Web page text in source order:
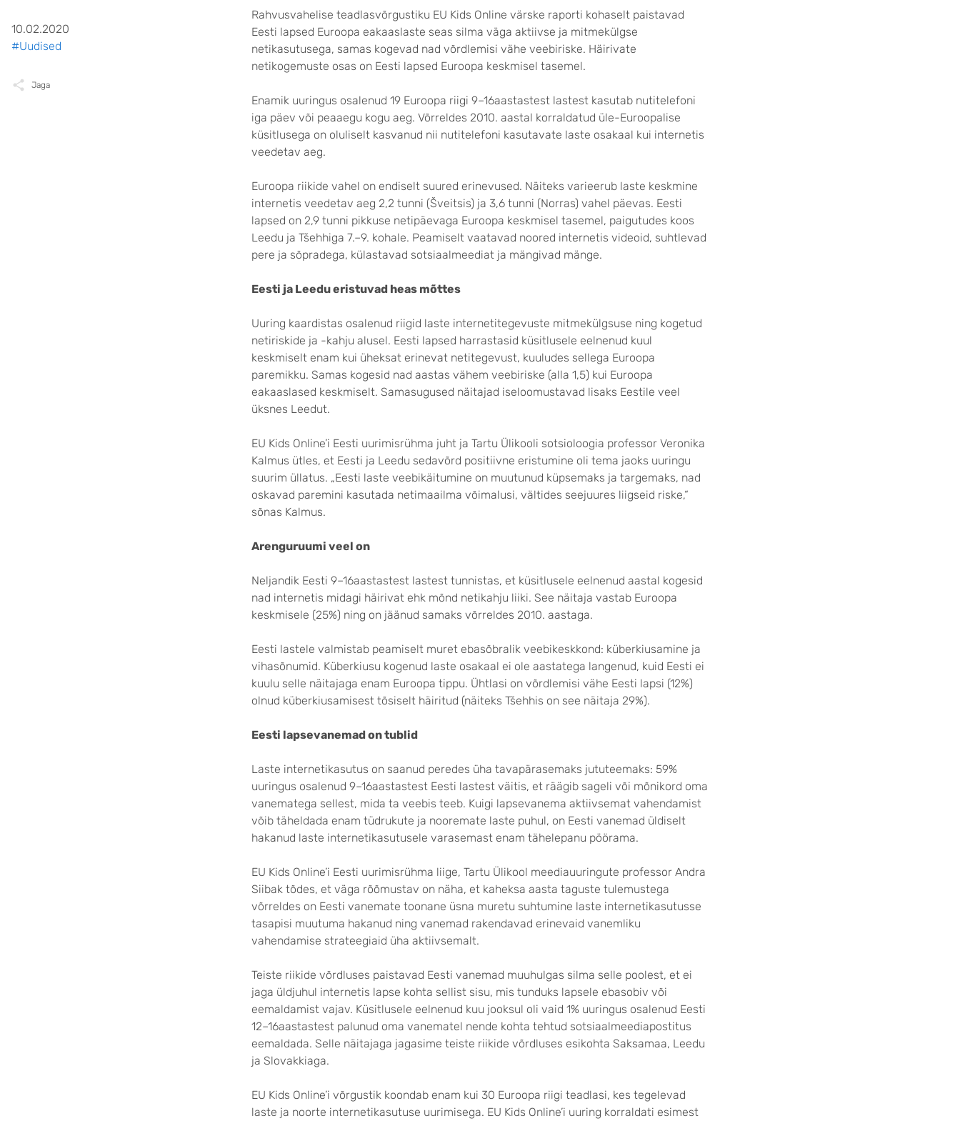
Rahvusvahelise teadlasvõrgustiku EU Kids Online värske raporti kohaselt paistavad
Eesti lapsed Euroopa eakaaslaste seas silma väga aktiivse ja mitmekülgse
netikasutusega, samas kogevad nad võrdlemisi vähe veebiriske. Häirivate
netikogemuste osas on Eesti lapsed Euroopa keskmisel tasemel.
Enamik uuringus osalenud 19 Euroopa riigi 9–16aastastest lastest kasutab nutitelefoni
iga päev või peaaegu kogu aeg. Võrreldes 2010. aastal korraldatud üle-Euroopalise
küsitlusega on oluliselt kasvanud nii nutitelefoni kasutavate laste osakaal kui internetis
veedetav aeg.
Euroopa riikide vahel on endiselt suured erinevused. Näiteks varieerub laste keskmine
internetis veedetav aeg 2,2 tunni (Šveitsis) ja 3,6 tunni (Norras) vahel päevas. Eesti
lapsed on 2,9 tunni pikkuse netipäevaga Euroopa keskmisel tasemel, paigutudes koos
Leedu ja Tšehhiga 7.–9. kohale. Peamiselt vaatavad noored internetis videoid, suhtlevad
pere ja sõpradega, külastavad sotsiaalmeediat ja mängivad mänge.
Eesti ja Leedu eristuvad heas mõttes
Uuring kaardistas osalenud riigid laste internetitegevuste mitmekülgsuse ning kogetud
netiriskide ja -kahju alusel. Eesti lapsed harrastasid küsitlusele eelnenud kuul
keskmiselt enam kui üheksat erinevat netitegevust, kuuludes sellega Euroopa
paremikku. Samas kogesid nad aastas vähem veebiriske (alla 1,5) kui Euroopa
eakaaslased keskmiselt. Samasugused näitajad iseloomustavad lisaks Eestile veel
üksnes Leedut.
EU Kids Online’i Eesti uurimisrühma juht ja Tartu Ülikooli sotsioloogia professor Veronika
Kalmus ütles, et Eesti ja Leedu sedavõrd positiivne eristumine oli tema jaoks uuringu
suurim üllatus. „Eesti laste veebikäitumine on muutunud küpsemaks ja targemaks, nad
oskavad paremini kasutada netimaailma võimalusi, vältides seejuures liigseid riske,“
sõnas Kalmus.
Arenguruumi veel on
Neljandik Eesti 9–16aastastest lastest tunnistas, et küsitlusele eelnenud aastal kogesid
nad internetis midagi häirivat ehk mõnd netikahju liiki. See näitaja vastab Euroopa
keskmisele (25%) ning on jäänud samaks võrreldes 2010. aastaga.
Eesti lastele valmistab peamiselt muret ebasõbralik veebikeskkond: küberkiusamine ja
vihasõnumid. Küberkiusu kogenud laste osakaal ei ole aastatega langenud, kuid Eesti ei
kuulu selle näitajaga enam Euroopa tippu. Ühtlasi on võrdlemisi vähe Eesti lapsi (12%)
olnud küberkiusamisest tõsiselt häiritud (näiteks Tšehhis on see näitaja 29%).
Eesti lapsevanemad on tublid
Laste internetikasutus on saanud peredes üha tavapärasemaks jututeemaks: 59%
uuringus osalenud 9–16aastastest Eesti lastest väitis, et räägib sageli või mõnikord oma
vanematega sellest, mida ta veebis teeb. Kuigi lapsevanema aktiivsemat vahendamist
võib täheldada enam tüdrukute ja nooremate laste puhul, on Eesti vanemad üldiselt
hakanud laste internetikasutusele varasemast enam tähelepanu pöörama.
EU Kids Online’i Eesti uurimisrühma liige, Tartu Ülikool meediauuringute professor Andra
Siibak tõdes, et väga rõõmustav on näha, et kaheksa aasta taguste tulemustega
võrreldes on Eesti vanemate toonane üsna muretu suhtumine laste internetikasutusse
tasapisi muutuma hakanud ning vanemad rakendavad erinevaid vanemliku
vahendamise strateegiaid üha aktiivsemalt.
Teiste riikide võrdluses paistavad Eesti vanemad muuhulgas silma selle poolest, et ei
jaga üldjuhul internetis lapse kohta sellist sisu, mis tunduks lapsele ebasobiv või
eemaldamist vajav. Küsitlusele eelnenud kuu jooksul oli vaid 1% uuringus osalenud Eesti
12–16aastastest palunud oma vanematel nende kohta tehtud sotsiaalmeediapostitus
eemaldada. Selle näitajaga jagasime teiste riikide võrdluses esikohta Saksamaa, Leedu
ja Slovakkiaga.
EU Kids Online’i võrgustik koondab enam kui 30 Euroopa riigi teadlasi, kes tegelevad
laste ja noorte internetikasutuse uurimisega. EU Kids Online’i uuring korraldati esimest
10.02.2020
#Uudised
Jaga